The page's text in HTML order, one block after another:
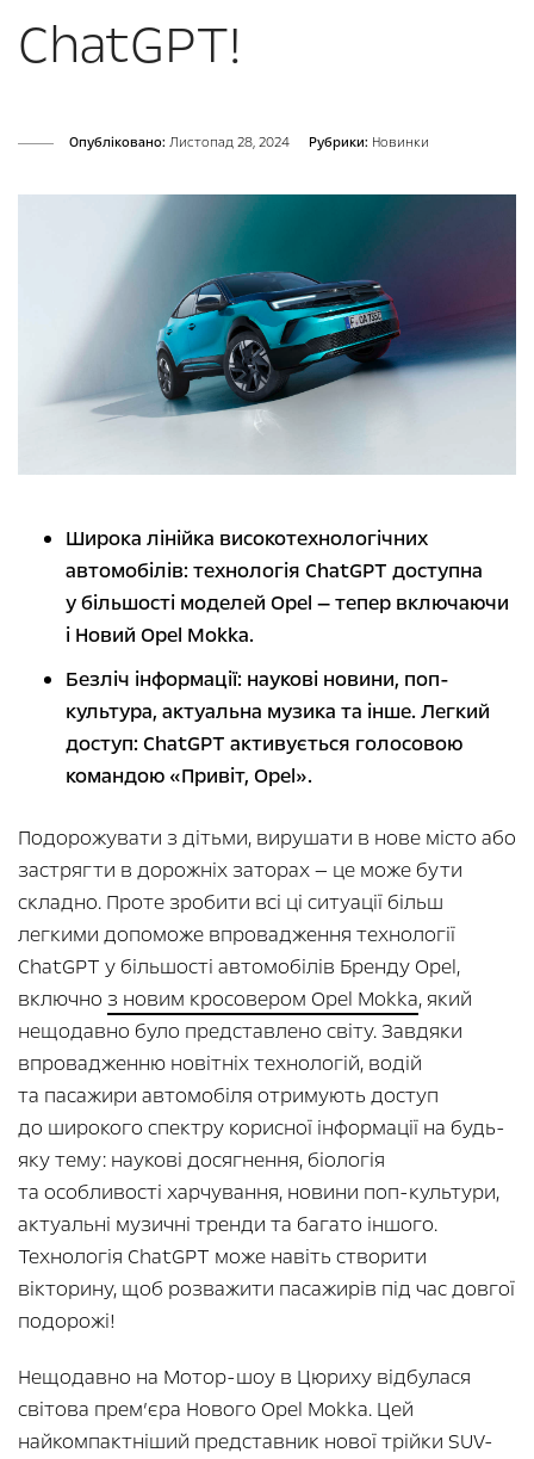
ChatGPT!
Опубліковано: Листопад 28, 2024 Рубрики: Новинки
Широка лінійка високотехнологічних
автомобілів: технологія ChatGPT доступна
у більшості моделей Opel — тепер включаючи
і Новий Opel Mokka.
Безліч інформації: наукові новини, поп-
культура, актуальна музика та інше. Легкий
доступ: ChatGPT активується голосовою
командою «Привіт, Opel».
Подорожувати з дітьми, вирушати в нове місто або
застрягти в дорожніх заторах — це може бути
складно. Проте зробити всі ці ситуації більш
легкими допоможе впровадження технології
ChatGPT у більшості автомобілів Бренду Opel,
включно з новим кросовером Opel Mokka, який
нещодавно було представлено світу. Завдяки
впровадженню новітніх технологій, водій
та пасажири автомобіля отримують доступ
до широкого спектру корисної інформації на будь-
яку тему: наукові досягнення, біологія
та особливості харчування, новини поп-культури,
актуальні музичні тренди та багато іншого.
Технологія ChatGPT може навіть створити
вікторину, щоб розважити пасажирів під час довгої
подорожі!
Нещодавно на Мотор-шоу в Цюриху відбулася
світова прем’єра Нового Opel Mokka. Цей
найкомпактніший представник нової трійки SUV-